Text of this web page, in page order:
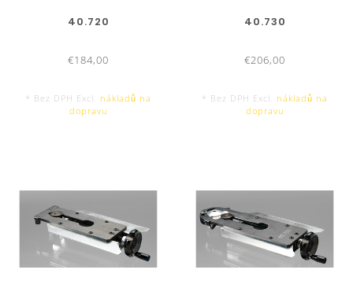
40.720
€184,00
* Bez DPH Excl. nákladů na
dopravu
40.730
€206,00
* Bez DPH Excl. nákladů na
dopravu